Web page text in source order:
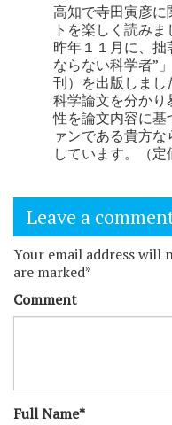
高知で寺田寅彦
トを楽しく読みま
昨年１１月に、拙
ならない科学者”
刊）を出版しま
科学論文を分か
性を論文内容に基
ァンである貴方
しています。（定
鈴
Leave a
Your email address will
are marked*
Comment
Full Name*